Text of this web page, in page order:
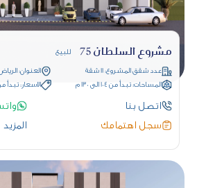
مشروع السلطان 75 للبيع
عدد شقق المشروع: 11 شقة
العنوان:
المساحات: تبدأ من 104 الى 130 م
الاسعار: تبدأ من 720 الى 800
اتصل بنا
سجل اهتمامك
المزيد